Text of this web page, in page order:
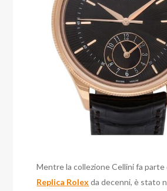
Mentre la collezione Cellini fa parte
Replica Rolex da decenni, è stato